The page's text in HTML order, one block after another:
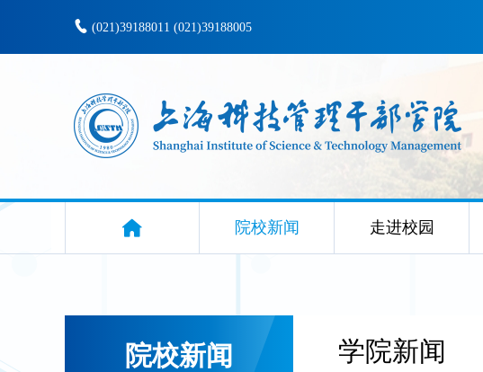
(021)39188011 (021)39188005
院校新闻 走进校园
院校新闻 学院新闻